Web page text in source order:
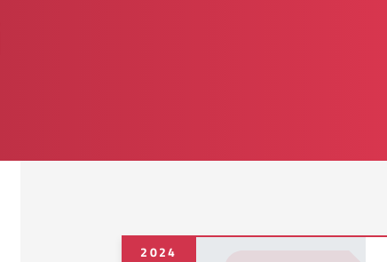
2024